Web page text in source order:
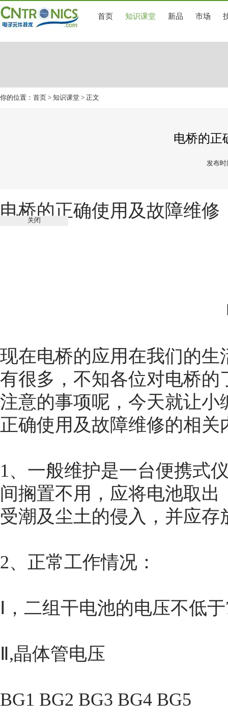
首页 知识课堂 新品 市场
你的位置： 首页 > 知识课堂 > 正文
电桥的正
发布时
电桥的正确使用及故障维修
现在电桥的应用在我们的生
有很多，不知各位对电桥
注意的事项呢，今天就让
正确使用及故障维修的相关
1、一般维护是一台便携式
间搁置不用，应将电池取
受潮及尘土的侵入，并应
2、正常工作情况：
Ⅰ，二组干电池的电压不低
Ⅱ,晶体管电压
BG1 BG2 BG3 BG4 BG5
关闭